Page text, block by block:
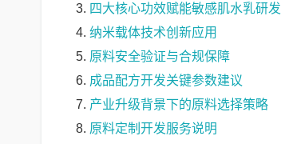
四大核心功效赋能敏感肌水乳研发
纳米载体技术创新应用
原料安全验证与合规保障
成品配方开发关键参数建议
产业升级背景下的原料选择策略
原料定制开发服务说明